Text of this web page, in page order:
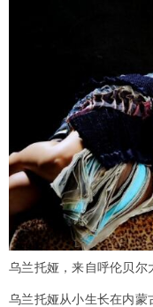
乌兰托娅，来自呼伦贝尔
乌兰托娅从小生长在内蒙